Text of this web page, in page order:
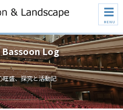
☰
MENU
Log
旺盛、探究と活動記